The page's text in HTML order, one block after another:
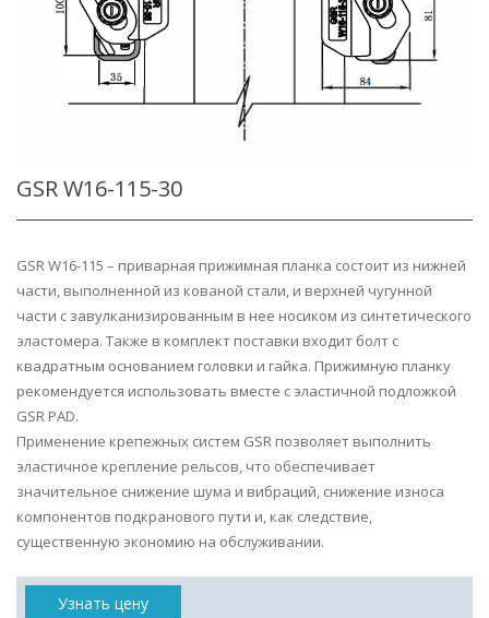
GSR W16-115-30
GSR W16-115 – приварная прижимная планка состоит из нижней
части, выполненной из кованой стали, и верхней чугунной
части с завулканизированным в нее носиком из синтетического
эластомера. Также в комплект поставки входит болт с
квадратным основанием головки и гайка. Прижимную планку
рекомендуется использовать вместе с эластичной подложкой
GSR PAD.
Применение крепежных систем GSR позволяет выполнить
эластичное крепление рельсов, что обеспечивает
значительное снижение шума и вибраций, снижение износа
компонентов подкранового пути и, как следствие,
существенную экономию на обслуживании.
Узнать цену